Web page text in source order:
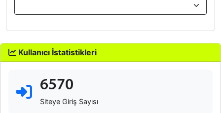
Kullanıcı İstatistikleri
6570
Siteye Giriş Sayısı